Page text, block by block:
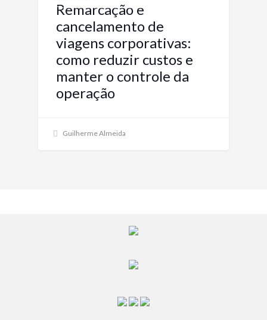
Remarcação e
cancelamento de
viagens corporativas:
como reduzir custos e
manter o controle da
operação
Guilherme Almeida